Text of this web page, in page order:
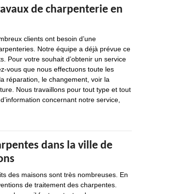
de charpenterie en
clients ont besoin d’une
Notre équipe a déjà prévue ce
Pour votre souhait d’obtenir un service
vous que nous effectuons toute les
réparation, le changement, voir la
Nous travaillons pour tout type et tout
concernant notre service,
dans la ville de
des maisons sont très nombreuses. En
de traitement des charpentes.